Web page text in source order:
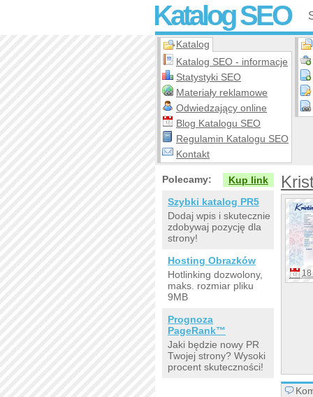
Katalog SEO
Katalog
Katalog SEO - informacje
Statystyki SEO
Materiały reklamowe
Odwiedzający online
Blog Katalogu SEO
Regulamin Katalogu SEO
Kontakt
18
Polecamy:
Kup link
Szybki katalog PR5
Dodaj wpis i skutecznie
zdobywaj pozycję dla
strony!
Hosting Obrazków
Hotlinking dozwolony,
maks. rozmiar pliku
9MB
Prognoza
PageRank™
Jaki będzie nowy PR
Twojej strony? Wysoki
procent skuteczności!